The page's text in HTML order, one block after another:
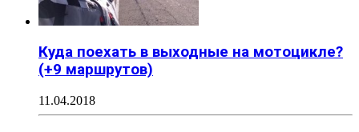
Куда поехать в выходные на мотоцикле?
(+9 маршрутов)
11.04.2018